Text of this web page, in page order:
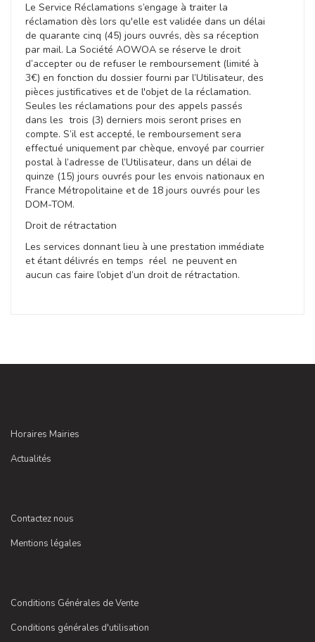
Le Service Réclamations s’engage à traiter la
réclamation dès lors qu'elle est validée dans un délai
de quarante cinq (45) jours ouvrés, dès sa réception
par mail. La Société AOWOA se réserve le droit
d’accepter ou de refuser le remboursement (limité à
3€) en fonction du dossier fourni par l’Utilisateur, des
pièces justificatives et de l'objet de la réclamation.
Seules les réclamations pour des appels passés
dans les trois (3) derniers mois seront prises en
compte. S’il est accepté, le remboursement sera
effectué uniquement par chèque, envoyé par courrier
postal à l’adresse de l’Utilisateur, dans un délai de
quinze (15) jours ouvrés pour les envois nationaux en
France Métropolitaine et de 18 jours ouvrés pour les
DOM-TOM.
Droit de rétractation
Les services donnant lieu à une prestation immédiate
et étant délivrés en temps réel ne peuvent en
aucun cas faire l’objet d’un droit de rétractation.
Horaires Mairies
Actualités
Contactez nous
Mentions légales
Conditions Générales de Vente
Conditions générales d'utilisation